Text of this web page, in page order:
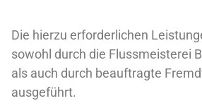
Die hierzu erforderlichen
sowohl durch die Flussmeisterei
als auch durch beauftragte
ausgeführt.